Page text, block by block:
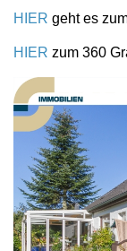
HIER geht es
HIER zum 360